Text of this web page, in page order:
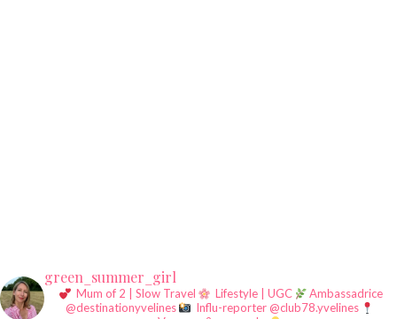
green_summer_girl
Mum of 2 | Slow Travel Lifestyle | UGC
Ambassadrice
@destinationyvelines
Influ-reporter @club78.yvelines